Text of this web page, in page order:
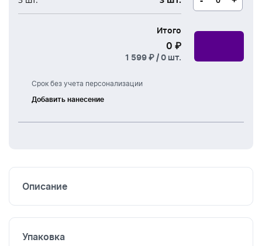
Срок без учета персонализации
Добавить нанесение
Шелкография
Итого
0 ₽
1 599 ₽ /0 шт.
Описание
Упаковка